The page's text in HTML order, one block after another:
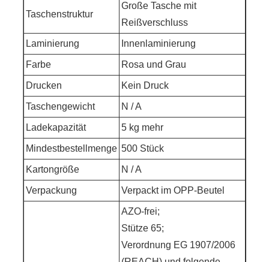
Taschenstruktur
Große Tasche mit
Reißverschluss
Laminierung Innenlaminierung
Farbe Rosa und Grau
Drucken Kein Druck
Taschengewicht N / A
Ladekapazität 5 kg mehr
Mindestbestellmenge 500 Stück
Kartongröße N / A
Verpackung Verpackt im OPP-Beutel
AZO-frei;
Stütze 65;
Verordnung EG 1907/2006